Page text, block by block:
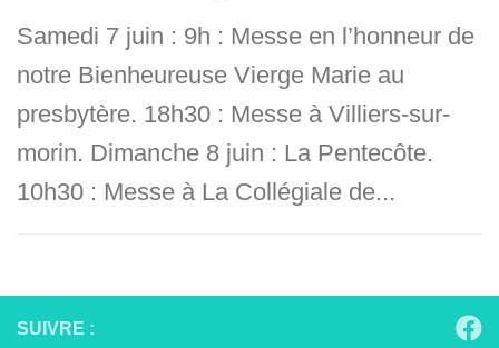
Samedi 7 juin : 9h : Messe en l’honneur de
notre Bienheureuse Vierge Marie au
presbytère. 18h30 : Messe à Villiers-sur-
morin. Dimanche 8 juin : La Pentecôte.
10h30 : Messe à La Collégiale de...
SUIVRE :